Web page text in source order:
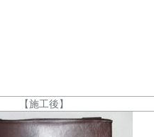
【施工後】